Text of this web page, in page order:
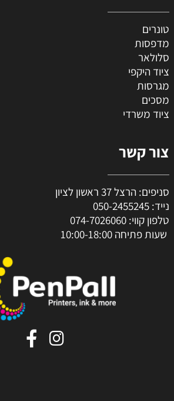
טונרים
מדפסות
סלולאר
ציוד היקפי
מגרסות
מסכים
ציוד משרדי
צור קשר
סניפים: הרצל 37 ראשון לציון
נייד: 050-2455245
טלפון קווי: 074-7026060
שעות פתיחה 10:00-18:00